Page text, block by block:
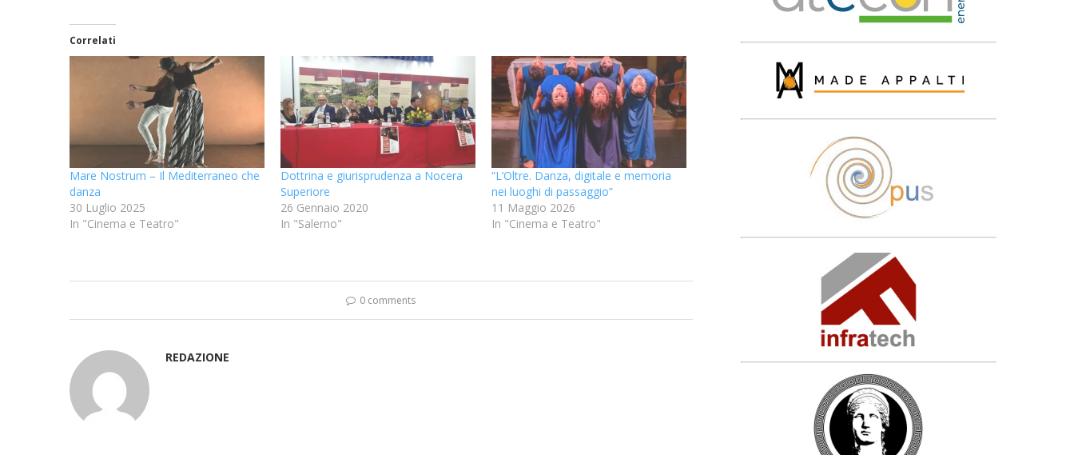
Correlati
Mare Nostrum – Il Mediterraneo che
danza
30 Luglio 2025
In "Cinema e Teatro"
Dottrina e giurisprudenza a Nocera
Superiore
26 Gennaio 2020
In "Salerno"
“L’Oltre. Danza, digitale e memoria
nei luoghi di passaggio”
11 Maggio 2026
In "Cinema e Teatro"
0 comments
REDAZIONE